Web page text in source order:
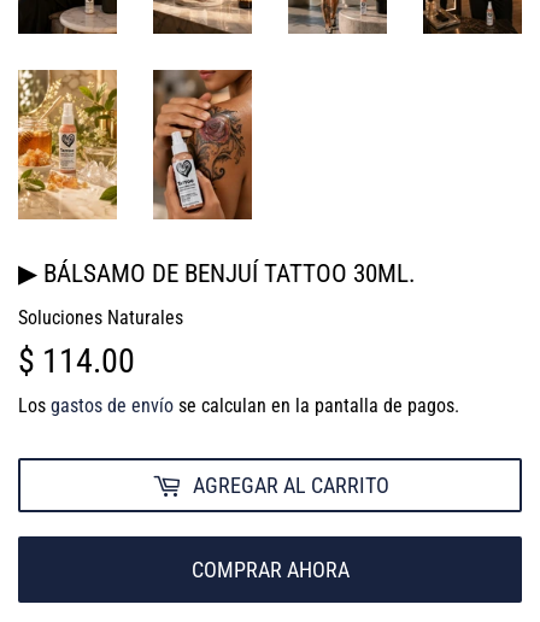
▶ BÁLSAMO DE BENJUÍ TATTOO 30ML.
Soluciones Naturales
$ 114.00
114.00
Los gastos de envío se calculan en la pantalla de pagos.
AGREGAR AL CARRITO
COMPRAR AHORA